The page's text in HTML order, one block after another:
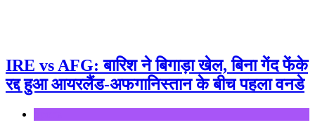
IRE vs AFG: बारिश ने बिगाड़ा खेल, बिना गेंद फेंके
रद्द हुआ आयरलैंड-अफगानिस्तान के बीच पहला वनडे